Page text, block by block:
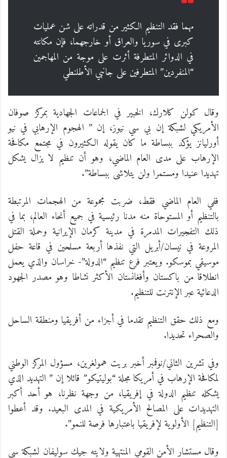
مهما فقد التنظيم الكثير من قدراته على شن عمليات
كبرى في سوريا والعراق أو خارجهما، فإن مكانته
في الدوائر المتطرفة أثرت على موجة من المهاجمين
“المنفردين” المتطرفين على جانبي الأطلنطي
وقال كولن كلارك، الخبير في الجماعات الجهادية بمركز صوفان
الأمريكي لشبكة إن بي سي نيوز، إن ” الهجوم الإرهابي في نيو
أورليانز يؤكد ببساطة ما كان يقوله الكثيرون في مجتمع مكافحة
الإرهاب على مدى العام الماضي، وهو أن تنظيم لا يزال يشكل
تهديدا عنيدا ومستمرا ولن يتلاشى ببساطة”.
ففي العام الماضي فقط، ضربت مجموعة من الهجمات المرتبطة
بالتنظيم أو المستوحاة منه مدنا رئيسية في جميع أنحاء العالم، بما في
ذلك التفجيرات المدمرة في مدينة كرمان الإيرانية وحملة القتل
المروعة في نيسان/أبريل التي نفذها أربعة مسلحين في قاعة حفل
موسيقي بموسكو. ويعتبر فرع تنظيم “الدولة”- خراسان والذي يعمل
انطلاقا من باكستان وأفغانستان الأكثر نشاطا وهو مصدر الجهود
الدعائية عبر الإنترنت للتنظيم.
ومع ذلك حقق التنظيم تقدما في أجزاء من أفريقيا ومنطقة الساحل
والصحراء تحديدا.
وفي تشرين الثاني/نوفمبر أخبر بريت همولغرين، مسؤول المركز الوطني
لمكافحة الإرهاب في أمريكا مجلة “بوليتيكو” قائلا إن ” التهديد الذي
يشكله تنظيم الدولة في إفريقيا، من وجهة نظرنا، هو أحد أكبر
التهديدات على المصالح الأمريكية في المدى البعيد. وقد أعطوا
[التنظيم] الأولوية لإفريقيا باعتبارها فرصة للنمو”.
وقال مستشار الأمن القومي المنتهية ولايته جيك سوليفان لشبكة سي